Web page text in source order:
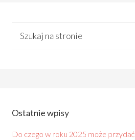
Ostatnie wpisy
Do czego w roku 2025 może przydać